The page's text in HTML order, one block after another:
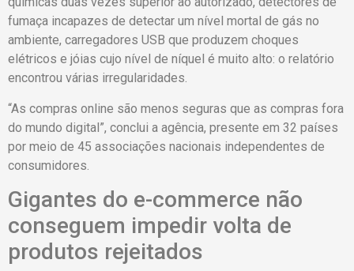
fumaça incapazes de detectar um nível mortal de gás no
ambiente, carregadores USB que produzem choques
elétricos e jóias cujo nível de níquel é muito alto: o relatório
encontrou várias irregularidades.
“As compras online são menos seguras que as compras fora
do mundo digital”, conclui a agência, presente em 32 países
por meio de 45 associações nacionais independentes de
consumidores.
Gigantes do e-commerce não
conseguem impedir volta de
produtos rejeitados